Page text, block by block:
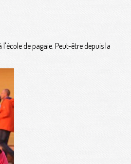
de pagaie. Peut-être depuis la